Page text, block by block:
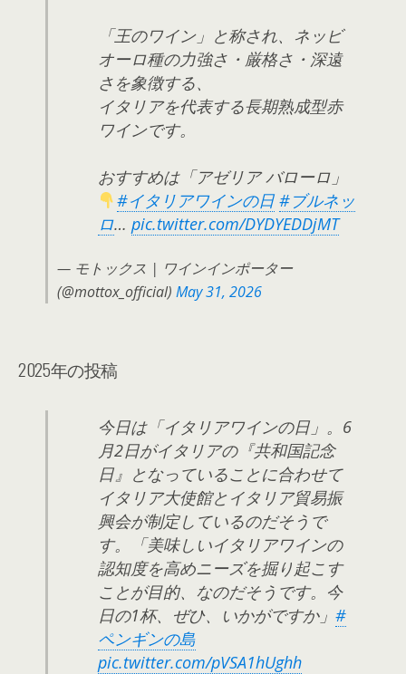
「王のワイン」と称され、ネッビ
オーロ種の力強さ・厳格さ・深遠
さを象徴する、
イタリアを代表する長期熟成型赤
ワインです。
おすすめは「アゼリア バローロ」
#イタリアワインの日 #ブルネッ
ロ… pic.twitter.com/DYDYEDDjMT
— モトックス | ワインインポーター
(@mottox_official) May 31, 2026
2025年の投稿
今日は「イタリアワインの日」。6
月2日がイタリアの『共和国記念
日』となっていることに合わせて
イタリア大使館とイタリア貿易振
興会が制定しているのだそうで
す。「美味しいイタリアワインの
認知度を高めニーズを掘り起こす
ことが目的、なのだそうです。今
日の1杯、ぜひ、いかがですか」 #
ペンギンの島
pic.twitter.com/pVSA1hUghh